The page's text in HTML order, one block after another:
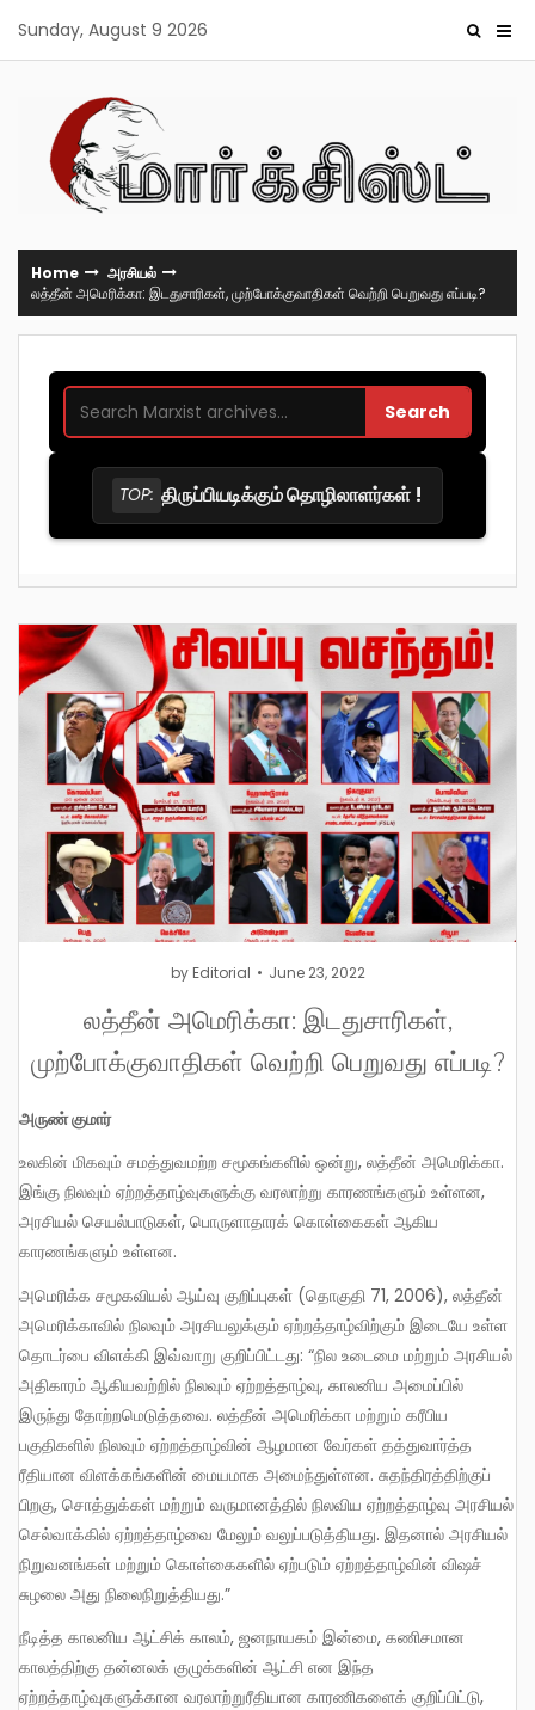
content
Sunday, August 9 2026
Home
அரசியல்
லத்தீன் அமெரிக்கா: இடதுசாரிகள், முற்போக்குவாதிகள் வெற்றி பெறுவது எப்படி?
Search
TOP: திருப்பியடிக்கும் தொழிலாளர்கள் !
by Editorial June 23, 2022
லத்தீன் அமெரிக்கா: இடதுசாரிகள்,
முற்போக்குவாதிகள் வெற்றி பெறுவது எப்படி?
அருண் குமார்
உலகின் மிகவும் சமத்துவமற்ற சமூகங்களில் ஒன்று, லத்தீன் அமெரிக்கா.
இங்கு நிலவும் ஏற்றத்தாழ்வுகளுக்கு வரலாற்று காரணங்களும் உள்ளன,
அரசியல் செயல்பாடுகள், பொருளாதாரக் கொள்கைகள் ஆகிய
காரணங்களும் உள்ளன.
அமெரிக்க சமூகவியல் ஆய்வு குறிப்புகள் (தொகுதி 71, 2006), லத்தீன்
அமெரிக்காவில் நிலவும் அரசியலுக்கும் ஏற்றத்தாழ்விற்கும் இடையே உள்ள
தொடர்பை விளக்கி இவ்வாறு குறிப்பிட்டது: “நில உடைமை மற்றும் அரசியல்
அதிகாரம் ஆகியவற்றில் நிலவும் ஏற்றத்தாழ்வு, காலனிய அமைப்பில்
இருந்து தோற்றமெடுத்தவை. லத்தீன் அமெரிக்கா மற்றும் கரீபிய
பகுதிகளில் நிலவும் ஏற்றத்தாழ்வின் ஆழமான வேர்கள் தத்துவார்த்த
ரீதியான விளக்கங்களின் மையமாக அமைந்துள்ளன. சுதந்திரத்திற்குப்
பிறகு, சொத்துக்கள் மற்றும் வருமானத்தில் நிலவிய ஏற்றத்தாழ்வு அரசியல்
செல்வாக்கில் ஏற்றத்தாழ்வை மேலும் வலுப்படுத்தியது. இதனால் அரசியல்
நிறுவனங்கள் மற்றும் கொள்கைகளில் ஏற்படும் ஏற்றத்தாழ்வின் விஷச்
சுழலை அது நிலைநிறுத்தியது.”
நீடித்த காலனிய ஆட்சிக் காலம், ஜனநாயகம் இன்மை, கணிசமான
காலத்திற்கு தன்னலக் குழுக்களின் ஆட்சி என இந்த
ஏற்றத்தாழ்வுகளுக்கான வரலாற்றுரீதியான காரணிகளைக் குறிப்பிட்டு,